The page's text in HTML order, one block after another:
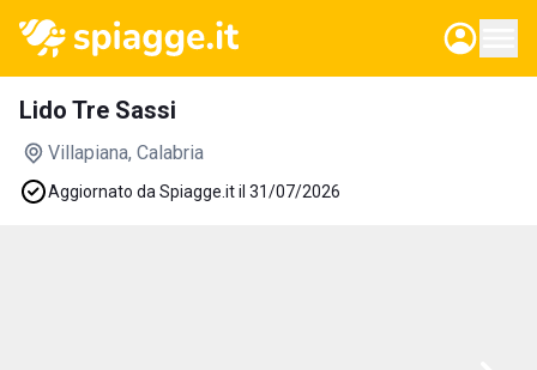
Lido Tre Sassi
Villapiana, Calabria
Aggiornato da Spiagge.it il 31/07/2026